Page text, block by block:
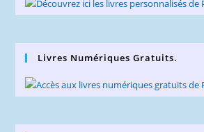
Livres Numériques Gratuits.